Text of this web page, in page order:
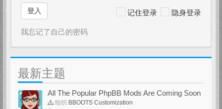
记住登录 隐身登录
登入
我忘记了自己的密码
最新主题
All The Popular PhpBB Mods Are Coming Soon
组织 BBOOTS Customization